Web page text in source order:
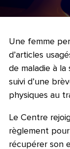
Une femme
d’articles
de maladie à la
suivi d’une
physiques au
Le Centre
règlement
récupérer son